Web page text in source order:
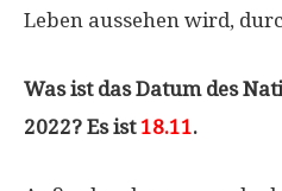
Leben aussehen wird,
Was ist das Datum des
2022? Es ist 18.11.